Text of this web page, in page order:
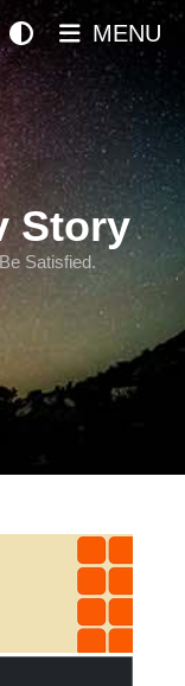
Story
Satisfied.
MENU